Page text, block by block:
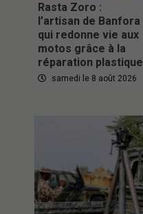
Rasta Zoro :
l’artisan de Banfora
qui redonne vie aux
motos grâce à la
réparation plastique
samedi le 8 août 2026